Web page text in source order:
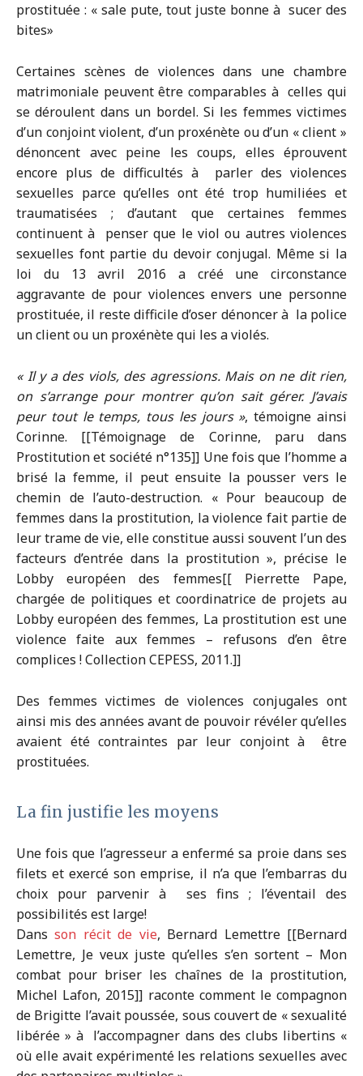
prostituée : « sale pute, tout juste bonne à sucer des
bites»
Certaines scènes de violences dans une chambre
matrimoniale peuvent être comparables à celles qui
se déroulent dans un bordel. Si les femmes victimes
d’un conjoint violent, d’un proxénète ou d’un « client »
dénoncent avec peine les coups, elles éprouvent
encore plus de difficultés à parler des violences
sexuelles parce qu’elles ont été trop humiliées et
traumatisées ; d’autant que certaines femmes
continuent à penser que le viol ou autres violences
sexuelles font partie du devoir conjugal. Même si la
loi du 13 avril 2016 a créé une circonstance
aggravante de pour violences envers une personne
prostituée, il reste difficile d’oser dénoncer à la police
un client ou un proxénète qui les a violés.
« Il y a des viols, des agressions. Mais on ne dit rien,
on s’arrange pour montrer qu’on sait gérer. J’avais
peur tout le temps, tous les jours », témoigne ainsi
Corinne. [[Témoignage de Corinne, paru dans
Prostitution et société n°135]] Une fois que l’homme a
brisé la femme, il peut ensuite la pousser vers le
chemin de l’auto-destruction. « Pour beaucoup de
femmes dans la prostitution, la violence fait partie de
leur trame de vie, elle constitue aussi souvent l’un des
facteurs d’entrée dans la prostitution », précise le
Lobby européen des femmes[[ Pierrette Pape,
chargée de politiques et coordinatrice de projets au
Lobby européen des femmes, La prostitution est une
violence faite aux femmes – refusons d’en être
complices ! Collection CEPESS, 2011.]]
Des femmes victimes de violences conjugales ont
ainsi mis des années avant de pouvoir révéler qu’elles
avaient été contraintes par leur conjoint à être
prostituées.
La fin justifie les moyens
Une fois que l’agresseur a enfermé sa proie dans ses
filets et exercé son emprise, il n’a que l’embarras du
choix pour parvenir à ses fins ; l’éventail des
possibilités est large!
Dansson récit de vie, Bernard Lemettre [[Bernard
Lemettre, Je veux juste qu’elles s’en sortent – Mon
combat pour briser les chaînes de la prostitution,
Michel Lafon, 2015]] raconte comment le compagnon
de Brigitte l’avait poussée, sous couvert de « sexualité
libérée » à l’accompagner dans des clubs libertins «
où elle avait expérimenté les relations sexuelles avec